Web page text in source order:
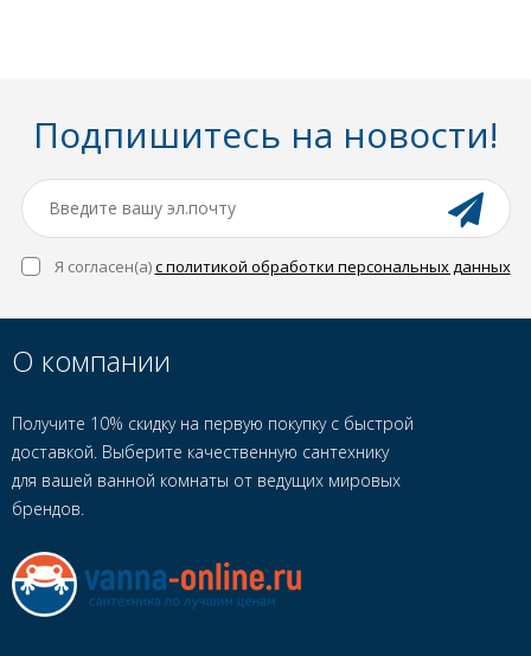
Подпишитесь на новости!
Я согласен(a)с политикой обработки персональных данных
О компании
Получите 10% скидку на первую покупку с быстрой
доставкой. Выберите качественную сантехнику
для вашей ванной комнаты от ведущих мировых
брендов.